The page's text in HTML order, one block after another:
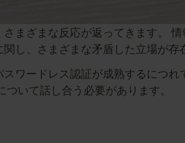
ざまな反応が返ってきます。
し、さまざまな矛盾した立場が存
ワードレス認証が成熟するにつ
いて話し合う必要があります。